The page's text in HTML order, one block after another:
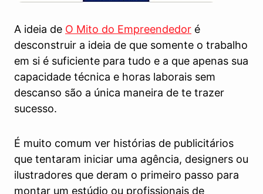
A ideia de O Mito do Empreendedor é
desconstruir a ideia de que somente o trabalho
em si é suficiente para tudo e a que apenas sua
capacidade técnica e horas laborais sem
descanso são a única maneira de te trazer
sucesso.
É muito comum ver histórias de publicitários
que tentaram iniciar uma agência, designers ou
ilustradores que deram o primeiro passo para
montar um estúdio ou profissionais de